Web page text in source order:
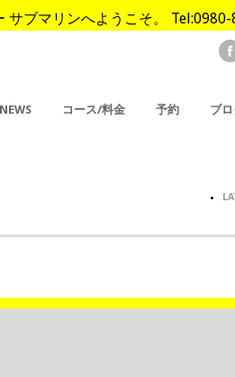
サブマリンへようこそ。
NEWS コース/料金 予約 ブ